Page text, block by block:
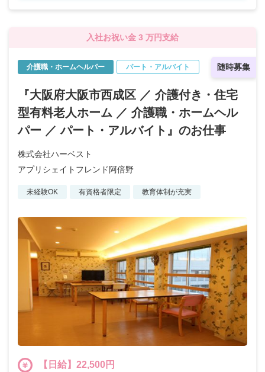
入社お祝い金 3 万円支給
随時募集
介護職・ホームヘルパー パート・アルバイト
『大阪府大阪市西成区 ／ 介護付き・住宅
型有料老人ホーム ／ 介護職・ホームヘル
パー ／ パート・アルバイト』のお仕事
株式会社ハーベスト
アプリシェイトフレンド阿倍野
未経験OK 有資格者限定 教育体制が充実
【日給】22,500円